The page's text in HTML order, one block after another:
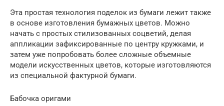
Эта простая технология поделок из бумаги лежит также
в основе изготовления бумажных цветов. Можно
начать с простых стилизованных соцветий, делая
аппликации зафиксированные по центру кружками, и
затем уже попробовать более сложные объемные
модели искусственных цветов, которые изготовляются
из специальной фактурной бумаги.
Бабочка оригами